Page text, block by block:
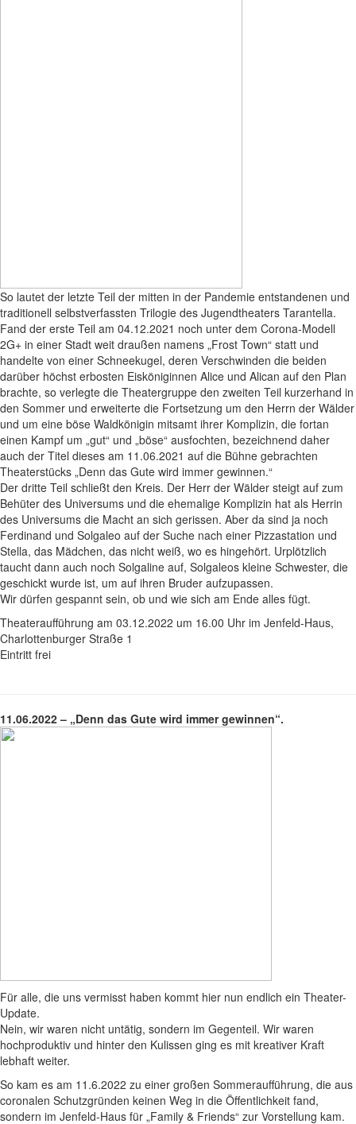
So lautet der letzte Teil der mitten in der Pandemie entstandenen und
traditionell selbstverfassten Trilogie des Jugendtheaters Tarantella.
Fand der erste Teil am 04.12.2021 noch unter dem Corona-Modell
2G+ in einer Stadt weit draußen namens „Frost Town“ statt und
handelte von einer Schneekugel, deren Verschwinden die beiden
darüber höchst erbosten Eisköniginnen Alice und Alican auf den Plan
brachte, so verlegte die Theatergruppe den zweiten Teil kurzerhand in
den Sommer und erweiterte die Fortsetzung um den Herrn der Wälder
und um eine böse Waldkönigin mitsamt ihrer Komplizin, die fortan
einen Kampf um „gut“ und „böse“ ausfochten, bezeichnend daher
auch der Titel dieses am 11.06.2021 auf die Bühne gebrachten
Theaterstücks „Denn das Gute wird immer gewinnen.“
Der dritte Teil schließt den Kreis. Der Herr der Wälder steigt auf zum
Behüter des Universums und die ehemalige Komplizin hat als Herrin
des Universums die Macht an sich gerissen. Aber da sind ja noch
Ferdinand und Solgaleo auf der Suche nach einer Pizzastation und
Stella, das Mädchen, das nicht weiß, wo es hingehört. Urplötzlich
taucht dann auch noch Solgaline auf, Solgaleos kleine Schwester, die
geschickt wurde ist, um auf ihren Bruder aufzupassen.
Wir dürfen gespannt sein, ob und wie sich am Ende alles fügt.
Theateraufführung am 03.12.2022 um 16.00 Uhr im Jenfeld-Haus,
Charlottenburger Straße 1
Eintritt frei
11.06.2022 – „Denn das Gute wird immer gewinnen“.
Für alle, die uns vermisst haben kommt hier nun endlich ein Theater-
Update.
Nein, wir waren nicht untätig, sondern im Gegenteil. Wir waren
hochproduktiv und hinter den Kulissen ging es mit kreativer Kraft
lebhaft weiter.
So kam es am 11.6.2022 zu einer großen Sommeraufführung, die aus
coronalen Schutzgründen keinen Weg in die Öffentlichkeit fand,
sondern im Jenfeld-Haus für „Family & Friends“ zur Vorstellung kam.